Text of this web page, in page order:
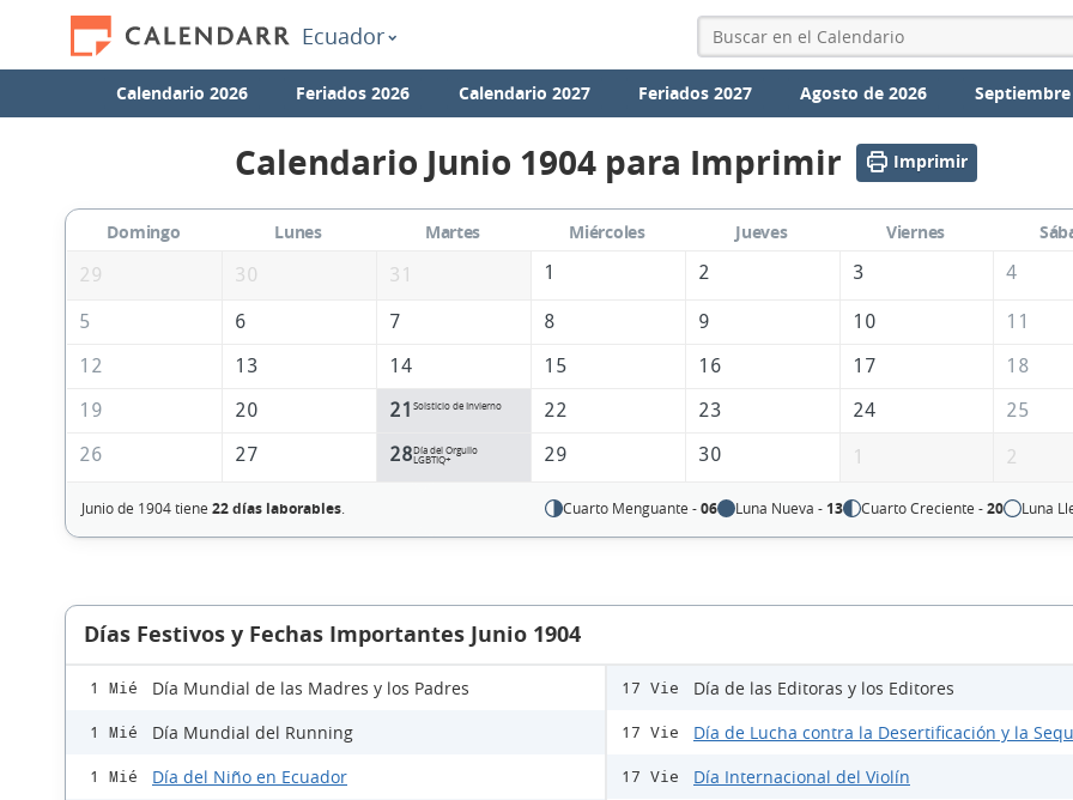
Ecuador
Calendario 2026 Feriados 2026 Calendario 2027 Feriados 2027 Agosto de 2026
Calendario Junio 1904 para Imprimir Imprimir
Domingo Lunes Martes Miércoles Jueves Viernes
29
30 31 1 2 3 4
5 6 7 8 9 10
11
12
13 14 15 16 17
18
19
20 21 Solsticio de Invierno 22 23 24
25
26
27 28Día del Orgullo
LGBTIQ+
29 30 1 2
Junio de 1904 tiene 22 días laborables. Cuarto Menguante -06 Luna Nueva - 13 Cuarto Creciente -20 Luna
Días Festivos y Fechas Importantes Junio 1904
1 Mié Día Mundial de las Madres y los Padres
1 Mié Día Mundial del Running
1 Mié Día del Niño en Ecuador
17 Vie Día de las Editoras y los Editores
17 Vie Día de Lucha contra la Desertificación y la
17 Vie Día Internacional del Violín